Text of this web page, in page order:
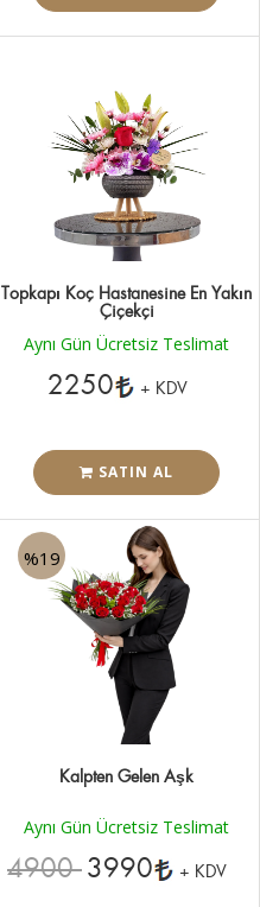
Topkapı Koç Hastanesine En Yakın
Çiçekçi
Aynı Gün Ücretsiz Teslimat
2250 + KDV
SATIN AL
%19
Kalpten Gelen Aşk
Aynı Gün Ücretsiz Teslimat
49003990 + KDV